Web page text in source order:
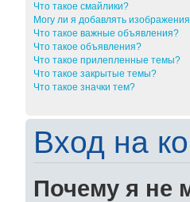
Что такое смайлики?
Могу ли я добавлять
Что такое важные объявления?
Что такое объявления?
Что такое прилепленные темы?
Что такое закрытые темы?
Что такое значки тем?
Вход на
Почему я не